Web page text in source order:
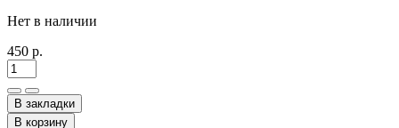
Нет в наличии
450 р.
В закладки
В корзину